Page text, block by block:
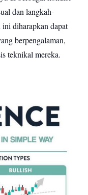
dan langkah-
diharapkan dapat
berpengalaman,
teknikal mereka.